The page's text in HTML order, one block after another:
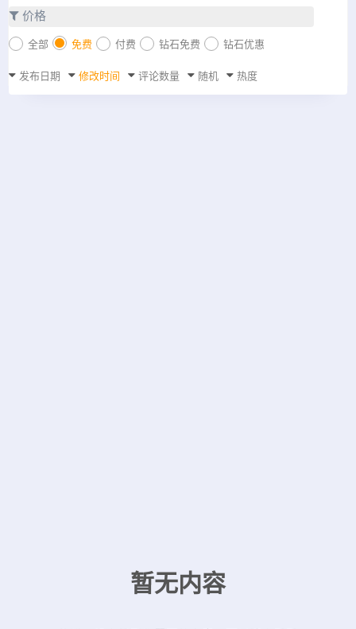
价格
全部 免费 付费 钻石免费 钻石优惠
发布日期 修改时间 评论数量 随机 热度
暂无内容